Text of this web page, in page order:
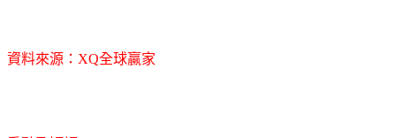
資料來源：XQ全球贏家